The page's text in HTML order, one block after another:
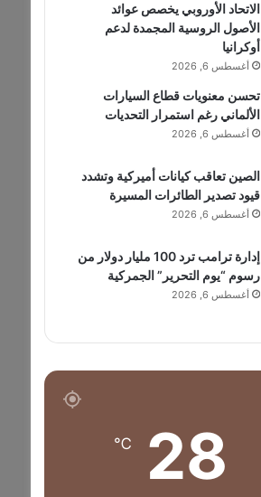
الاتحاد الأوروبي يخصص عوائد
الأصول الروسية المجمدة لدعم
أوكرانيا
أغسطس 6, 2026
تحسن معنويات قطاع السيارات
الألماني رغم استمرار التحديات
أغسطس 6, 2026
الصين تعاقب كيانات أميركية وتشدد
قيود تصدير الطائرات المسيرة
أغسطس 6, 2026
إدارة ترامب ترد 100 مليار دولار من
رسوم “يوم التحرير” الجمركية
أغسطس 6, 2026
28
℃